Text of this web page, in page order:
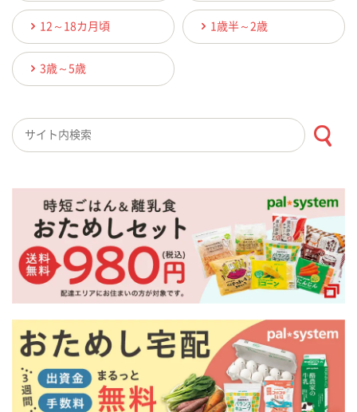
12～18カ月頃 1歳半～2歳
3歳～5歳
検索キーワード入力